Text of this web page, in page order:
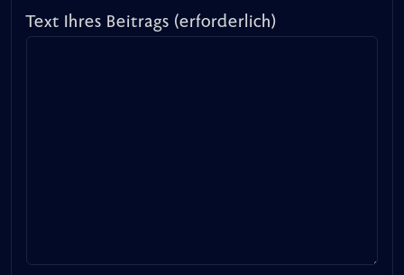
Text Ihres Beitrags (erforderlich)